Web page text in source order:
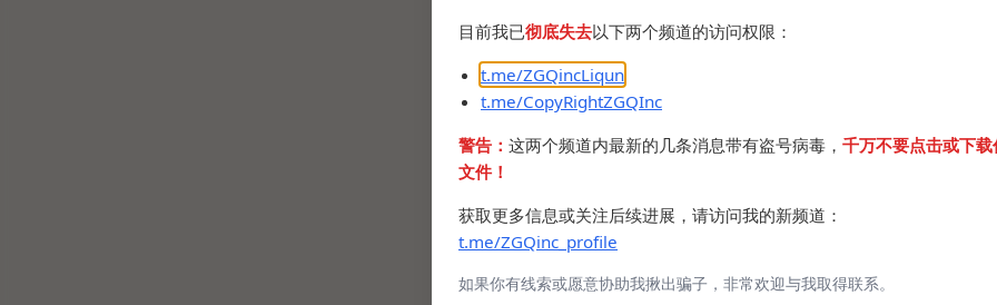
目前我已彻底失去以下两个频道的访问权限：
t.me/ZGQincLiqun
t.me/CopyRightZGQInc
警告： 这两个频道内最新的几条消息带有盗号病毒， 千万不要点击或下载
文件！
获取更多信息或关注后续进展，请访问我的新频道：
t.me/ZGQinc_profile
如果你有线索或愿意协助我揪出骗子，非常欢迎与我取得联系。